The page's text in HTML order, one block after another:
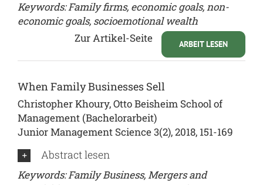
Keywords: Family firms, economic goals, non-
economic goals, socioemotional wealth
ARBEIT LESEN
Zur Artikel-Seite
When Family Businesses Sell
Christopher Khoury, Otto Beisheim School of
Management (Bachelorarbeit)
Junior Management Science 3(2), 2018, 151-169
Abstract lesen
Keywords: Family Business, Mergers and